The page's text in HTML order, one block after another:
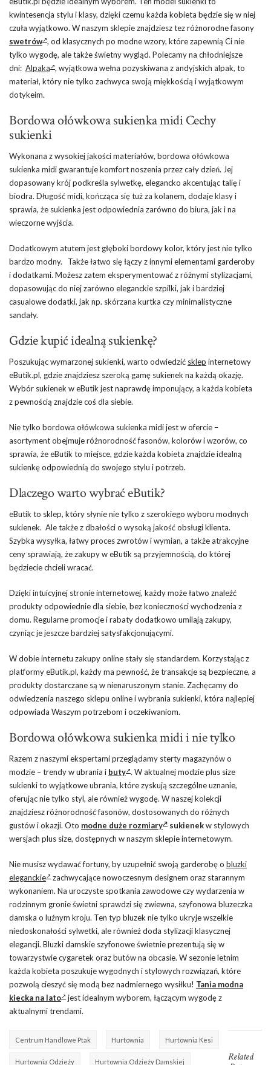
kwintesencja stylu i klasy, dzięki czemu każda kobieta będzie się w niej
czuła wyjątkowo. W naszym sklepie znajdziesz tez różnorodne fasony
swetrów , od klasycznych po modne wzory, które zapewnią Ci nie
tylko wygodę, ale także świetny wygląd. Polecamy na chłodniejsze
dni: Alpaka , wyjątkowa wełna pozyskiwana z andyjskich alpak, to
materiał, który nie tylko zachwyca swoją miękkością i wyjątkowym
dotykeim.
Bordowa ołówkowa sukienka midi Cechy
sukienki
Wykonana z wysokiej jakości materiałów, bordowa ołówkowa
sukienka midi gwarantuje komfort noszenia przez cały dzień. Jej
dopasowany krój podkreśla sylwetkę, elegancko akcentując talię i
biodra. Długość midi, kończąca się tuż za kolanem, dodaje klasy i
sprawia, że sukienka jest odpowiednia zarówno do biura, jak i na
wieczorne wyjścia.
Dodatkowym atutem jest głęboki bordowy kolor, który jest nie tylko
bardzo modny. Także łatwo się łączy z innymi elementami garderoby
i dodatkami. Możesz zatem eksperymentować z różnymi stylizacjami,
dopasowując do niej zarówno eleganckie szpilki, jak i bardziej
casualowe dodatki, jak np. skórzana kurtka czy minimalistyczne
sandały.
Gdzie kupić idealną sukienkę?
Poszukując wymarzonej sukienki, warto odwiedzić sklep internetowy
eButik.pl, gdzie znajdziesz szeroką gamę sukienek na każdą okazję.
Wybór sukienek w eButik jest naprawdę imponujący, a każda kobieta
z pewnością znajdzie coś dla siebie.
Nie tylko bordowa ołówkowa sukienka midi jest w ofercie –
asortyment obejmuje różnorodność fasonów, kolorów i wzorów, co
sprawia, że eButik to miejsce, gdzie każda kobieta znajdzie idealną
sukienkę odpowiednią do swojego stylu i potrzeb.
Dlaczego warto wybrać eButik?
eButik to sklep, który słynie nie tylko z szerokiego wyboru modnych
sukienek. Ale także z dbałości o wysoką jakość obsługi klienta.
Szybka wysyłka, łatwy proces zwrotów i wymian, a także atrakcyjne
ceny sprawiają, że zakupy w eButik są przyjemnością, do której
będziecie chcieli wracać.
Dzięki intuicyjnej stronie internetowej, każdy może łatwo znaleźć
produkty odpowiednie dla siebie, bez konieczności wychodzenia z
domu. Regularne promocje i rabaty dodatkowo umilają zakupy,
czyniąc je jeszcze bardziej satysfakcjonującymi.
W dobie internetu zakupy online stały się standardem. Korzystając z
platformy eButik.pl, każdy ma pewność, że transakcje są bezpieczne, a
produkty dostarczane są w nienaruszonym stanie. Zachęcamy do
odwiedzenia naszego sklepu online i wybrania sukienki, która najlepiej
odpowiada Waszym potrzebom i oczekiwaniom.
Bordowa ołówkowa sukienka midi i nie tylko
Razem z naszymi ekspertami przeglądamy sterty magazynów o
modzie – trendy w ubrania i buty . W aktualnej modzie plus size
sukienki to wyjątkowe ubrania, które zyskują szczególne uznanie,
oferując nie tylko styl, ale również wygodę. W naszej kolekcji
znajdziesz różnorodność fasonów, dostosowanych do różnych
gustów i okazji. Oto modne duże rozmiary sukienekw stylowych
wersjach plus size, dostępnych w naszym sklepie internetowym.
Nie musisz wydawać fortuny, by uzupełnić swoją garderobę o bluzki
eleganckie
zachwycające nowoczesnym designem oraz starannym
wykonaniem. Na uroczyste spotkania zawodowe czy wydarzenia w
rodzinnym gronie świetni sprawdzi się zwiewna, szyfonowa bluzeczka
damska o luźnym kroju. Ten typ bluzek nie tylko ukryje wszelkie
niedoskonałości sylwetki, ale również doda stylizacji klasycznej
elegancji. Bluzki damskie szyfonowe świetnie prezentują się w
towarzystwie cygaretek oraz butów na obcasie. W sezonie letnim
każda kobieta poszukuje wygodnych i stylowych rozwiązań, które
pozwolą cieszyć się modą bez nadmiernego wysiłku! Tania modna
kiecka na lato
jest idealnym wyborem, łączącym wygodę z
aktualnymi trendami.
Centrum Handlowe Ptak Hurtownia Hurtownia Kesi
Hurtownia Odzieży Hurtownia Odzieży Damskiej
Related